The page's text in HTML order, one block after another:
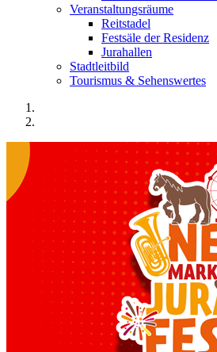
Veranstaltungsräume
Reitstadel
Festsäle der Residenz
Jurahallen
Stadtleitbild
Tourismus & Sehenswertes